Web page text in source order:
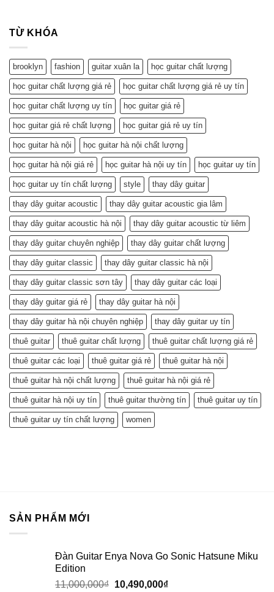
TỪ KHÓA
brooklyn fashion guitar xuân la học guitar chất lượng
học guitar chất lượng giá rẻ học guitar chất lượng giá rẻ uy tín
học guitar chất lượng uy tín học guitar giá rẻ
học guitar giá rẻ chất lượng học guitar giá rẻ uy tín
học guitar hà nội học guitar hà nội chất lượng
học guitar hà nội giá rẻ học guitar hà nội uy tín học guitar uy tín
học guitar uy tín chất lượng style thay dây guitar
thay dây guitar acoustic thay dây guitar acoustic gia lâm
thay dây guitar acoustic hà nội thay dây guitar acoustic từ liêm
thay dây guitar chuyên nghiệp thay dây guitar chất lượng
thay dây guitar classic thay dây guitar classic hà nội
thay dây guitar classic sơn tây thay dây guitar các loại
thay dây guitar giá rẻ thay dây guitar hà nội
thay dây guitar hà nội chuyên nghiệp thay dây guitar uy tín
thuê guitar thuê guitar chất lượng thuê guitar chất lượng giá rẻ
thuê guitar các loại thuê guitar giá rẻ thuê guitar hà nội
thuê guitar hà nội chất lượng thuê guitar hà nội giá rẻ
thuê guitar hà nội uy tín thuê guitar thường tín thuê guitar uy tín
thuê guitar uy tín chất lượng women
SẢN PHẨM MỚI
Đàn Guitar Enya Nova Go Sonic Hatsune Miku
Edition
11,000,000₫ 10,490,000₫